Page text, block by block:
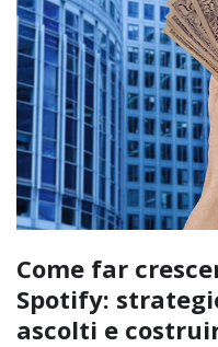
Come far
Spotify:
ascolti e